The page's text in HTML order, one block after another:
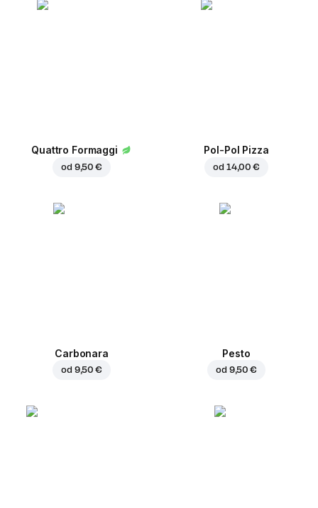
Quattro Formaggi
od 9,50 €
Pol-Pol Pizza
od 14,00 €
Carbonara
od 9,50 €
Pesto
od 9,50 €